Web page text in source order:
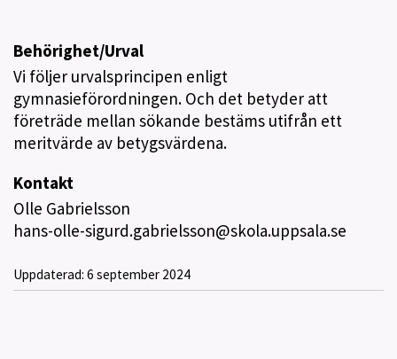
Behörighet/Urval
Vi följer urvalsprincipen enligt
gymnasieförordningen. Och det betyder att
företräde mellan sökande bestäms utifrån ett
meritvärde av betygsvärdena.
Kontakt
Olle Gabrielsson
hans-olle-sigurd.gabrielsson@skola.uppsala.se
Uppdaterad: 6 september 2024